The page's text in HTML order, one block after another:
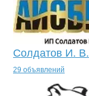
Солдатов И. В.
29 объявлений